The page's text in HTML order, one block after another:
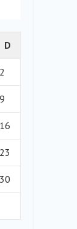
D
2
9
16
23
30